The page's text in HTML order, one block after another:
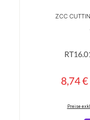
ZCC
8,74 €
Preise